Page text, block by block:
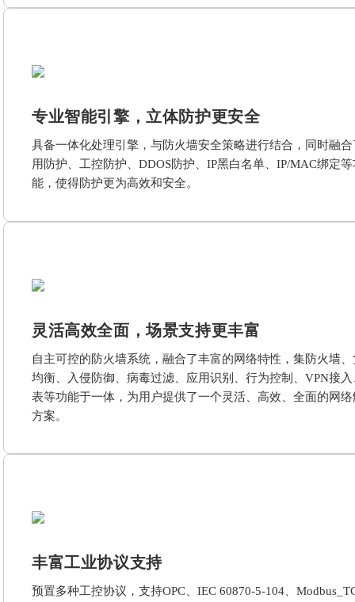
专业智能引擎，立体防护更安全
具备一体化处理引擎，与防火墙安全策略进行结合，同时融合
用防护、工控防护、DDOS防护、IP黑白名单、IP/MAC绑定等
能，使得防护更为高效和安全。
灵活高效全面，场景支持更丰富
自主可控的防火墙系统，融合了丰富的网络特性，集防火墙
均衡、入侵防御、病毒过滤、应用识别、行为控制、VPN接入
表等功能于一体，为用户提供了一个灵活、高效、全面的网络
方案。
丰富工业协议支持
预置多种工控协议，支持OPC、IEC 60870-5-104、